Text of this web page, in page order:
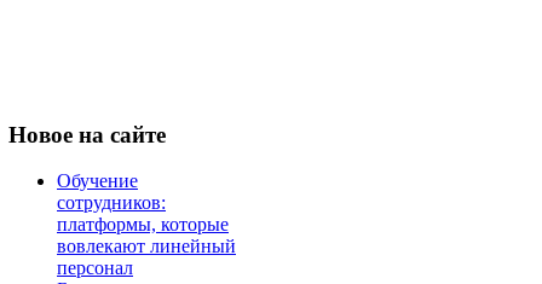
Новое на сайте
Обучение
сотрудников:
платформы, которые
вовлекают линейный
персонал